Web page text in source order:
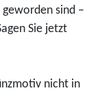
sind –
Sie jetzt
nicht in